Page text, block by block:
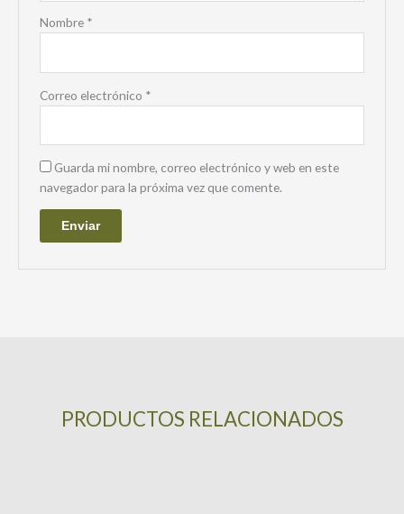
Nombre *
Correo electrónico *
Guarda mi nombre, correo electrónico y web en este
navegador para la próxima vez que comente.
PRODUCTOS RELACIONADOS